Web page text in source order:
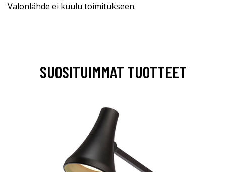
Valonlähde ei kuulu toimitukseen.
SUOSITUIMMAT TUOTTEET